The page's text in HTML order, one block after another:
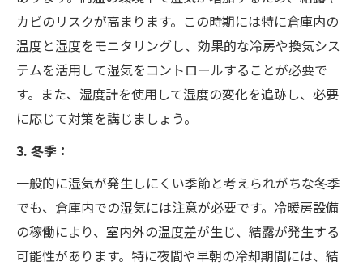
カビのリスクが高まります。この時期には特に倉庫内の
温度と湿度をモニタリングし、効果的な冷房や換気シス
テムを活用して湿気をコントロールすることが必要で
す。また、湿度計を使用して湿度の変化を追跡し、必要
に応じて対策を講じましょう。
3. 冬季：
一般的に湿気が発生しにくい季節と考えられがちな冬季
でも、倉庫内での湿気には注意が必要です。冷暖房設備
の稼働により、室内外の温度差が生じ、結露が発生する
可能性があります。特に夜間や早朝の冷却期間には、結